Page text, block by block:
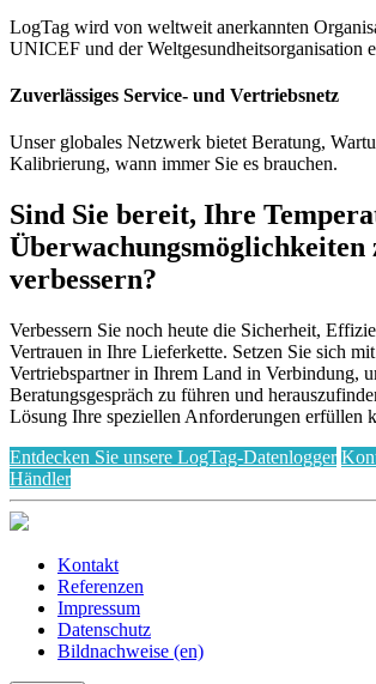
LogTag wird von weltweit anerkannten
UNICEF und der Weltgesundheitsorganisation
Zuverlässiges Service- und Vertriebsnetz
Unser globales Netzwerk bietet Beratung,
Kalibrierung, wann immer Sie es brauchen.
Sind Sie bereit, Ihre
Überwachungsmöglichkeiten
verbessern?
Verbessern Sie noch heute die Sicherheit,
Vertrauen in Ihre Lieferkette. Setzen Sie sich
Vertriebspartner in Ihrem Land in Verbindung,
Beratungsgespräch zu führen und
Lösung Ihre speziellen Anforderungen erfüllen
Entdecken Sie unsere LogTag-Datenlogger
Händler
Kontakt
Referenzen
Impressum
Datenschutz
Bildnachweise (en)